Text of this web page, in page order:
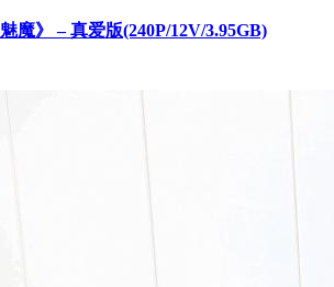
魔》 – 真爱版(240P/12V/3.95GB)